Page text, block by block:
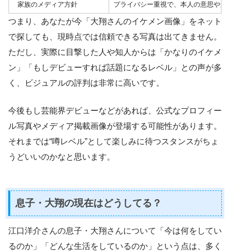
家族のメディア方針 プライバシー重視で、本人の意思や
つまり、あなたが今「大翔さんのイケメン画像」をネット
で探しても、現時点では信頼できる写真は出てきません。
ただし、実際に目撃した人や知人からは「かなりのイケメ
ン」「もしデビューすれば話題になるレベル」との声が多
く、ビジュアルの評判は非常に高いです。
今後もし芸能界デビューなどがあれば、公式なプロフィー
ル写真やメディア掲載画像が登場する可能性があります。
それまでは“噂レベル”として楽しみに待つスタンスがちょ
うどいいのかなと思います。
息子・大翔の現在はどうしてる？
江口洋介さんの息子・大翔さんについて「今は何をしてい
るのか」「どんな生活をしているのか」という点は、多く